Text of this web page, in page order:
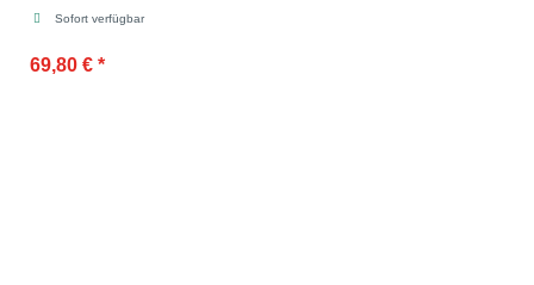
Sofort verfügbar
69,80 € *